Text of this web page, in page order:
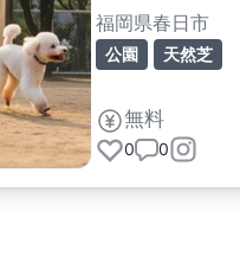
福岡県春日市
公園 天然芝
無料
0 0